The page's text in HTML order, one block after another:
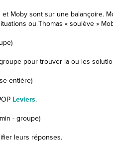
Moby sont sur une balançoire.
ou Thomas « soulève »
pour trouver la ou les
entière)
Leviers.
- groupe)
leurs réponses.